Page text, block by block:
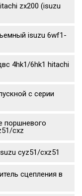
zx200 (isuzu
isuzu 6wf1-
4hk1/6hk1 hitachi
с серии
поршневого
cxz
cyz51/cxz51
сцепления в